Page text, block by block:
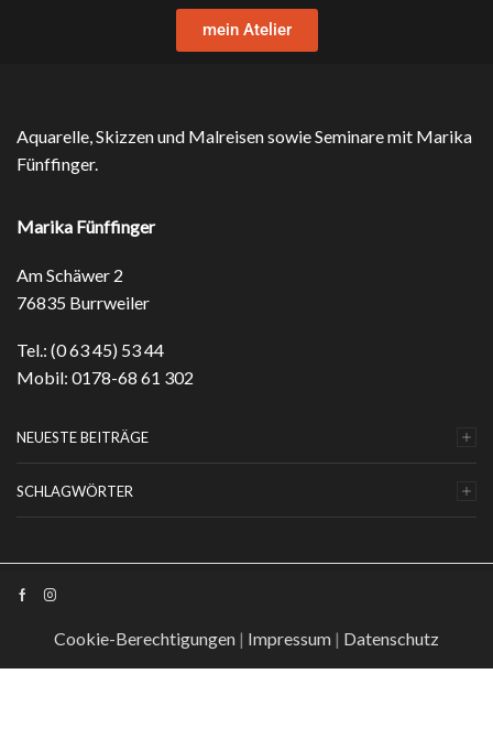
mein Atelier
Aquarelle, Skizzen und Malreisen sowie Seminare mit Marika
Fünffinger.
Marika Fünffinger
Am Schäwer 2
76835 Burrweiler
Tel.: (0 63 45) 53 44
Mobil: 0178-68 61 302
NEUESTE BEITRÄGE
SCHLAGWÖRTER
Cookie-Berechtigungen | Impressum | Datenschutz